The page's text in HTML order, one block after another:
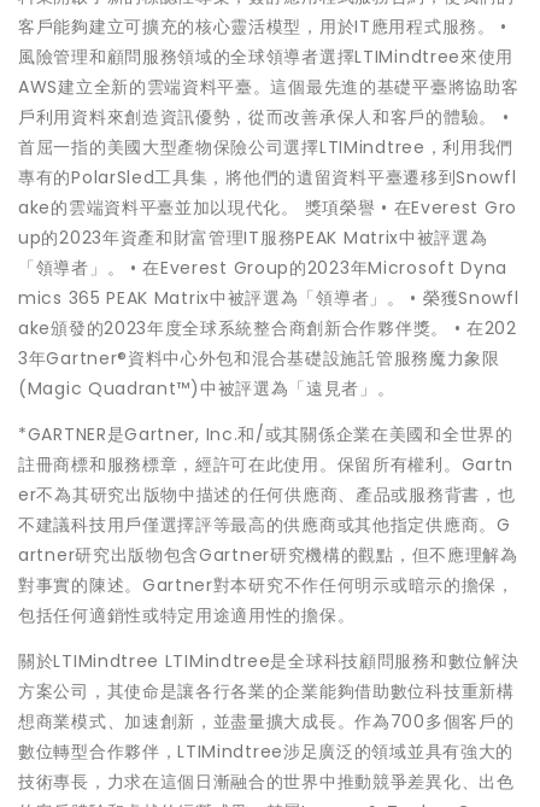
客戶能夠建立可擴充的核心靈活模型，用於IT應用程式服務。 •
風險管理和顧問服務領域的全球領導者選擇LTIMindtree來使用
AWS建立全新的雲端資料平臺。這個最先進的基礎平臺將協助客
戶利用資料來創造資訊優勢，從而改善承保人和客戶的體驗。 •
首屈一指的美國大型產物保險公司選擇LTIMindtree，利用我們
專有的PolarSled工具集，將他們的遺留資料平臺遷移到Snowfl
ake的雲端資料平臺並加以現代化。 獎項榮譽 • 在Everest Gro
up的2023年資產和財富管理IT服務PEAK Matrix中被評選為
「領導者」。 • 在Everest Group的2023年Microsoft Dyna
mics 365 PEAK Matrix中被評選為「領導者」。 • 榮獲Snowfl
ake頒發的2023年度全球系統整合商創新合作夥伴獎。 • 在202
3年Gartner®資料中心外包和混合基礎設施託管服務魔力象限
(Magic Quadrant™)中被評選為「遠見者」。
*GARTNER是Gartner, Inc.和/或其關係企業在美國和全世界的
註冊商標和服務標章，經許可在此使用。保留所有權利。Gartn
er不為其研究出版物中描述的任何供應商、產品或服務背書，也
不建議科技用戶僅選擇評等最高的供應商或其他指定供應商。G
artner研究出版物包含Gartner研究機構的觀點，但不應理解為
對事實的陳述。Gartner對本研究不作任何明示或暗示的擔保，
包括任何適銷性或特定用途適用性的擔保。
關於LTIMindtree LTIMindtree是全球科技顧問服務和數位解決
方案公司，其使命是讓各行各業的企業能夠借助數位科技重新構
想商業模式、加速創新，並盡量擴大成長。作為700多個客戶的
數位轉型合作夥伴，LTIMindtree涉足廣泛的領域並具有強大的
技術專長，力求在這個日漸融合的世界中推動競爭差異化、出色